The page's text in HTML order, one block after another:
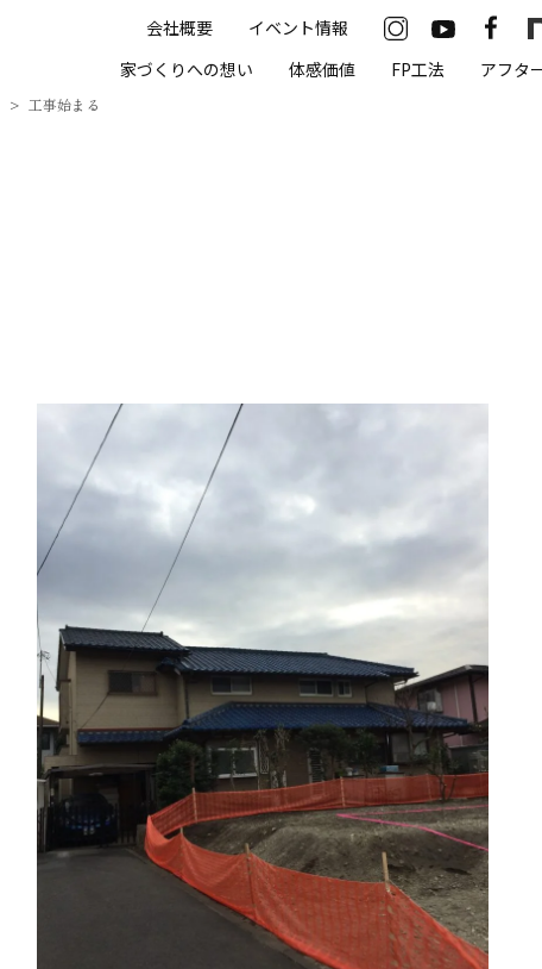
会社概要 イベント情報
家づくりへの想い
体感価値 FP工法 アフタ
床暖房
お客様の声
お知らせ
近代ホームの家づく
家づくりの流れ
アフターフォローコン
ベストバリューホーム
住宅ローン支援
工事始まる